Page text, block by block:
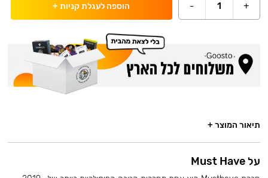
+
1
- הוספה לעגלת קניות +
תיאור המוצר +
על Must Have